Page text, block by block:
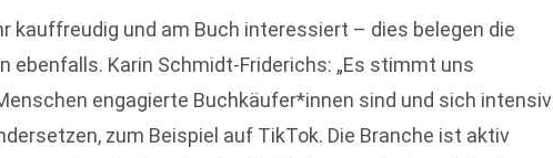
kauffreudig und am Buch interessiert – dies belegen die
ebenfalls. Karin Schmidt-Friderichs: „Es stimmt uns
engagierte Buchkäufer*innen sind und sich intensiv
zum Beispiel auf TikTok. Die Branche ist aktiv